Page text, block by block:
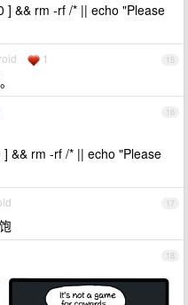
] && rm -rf /* || echo "Please
15
1
16
&& rm -rf /* || echo "Please
17
18